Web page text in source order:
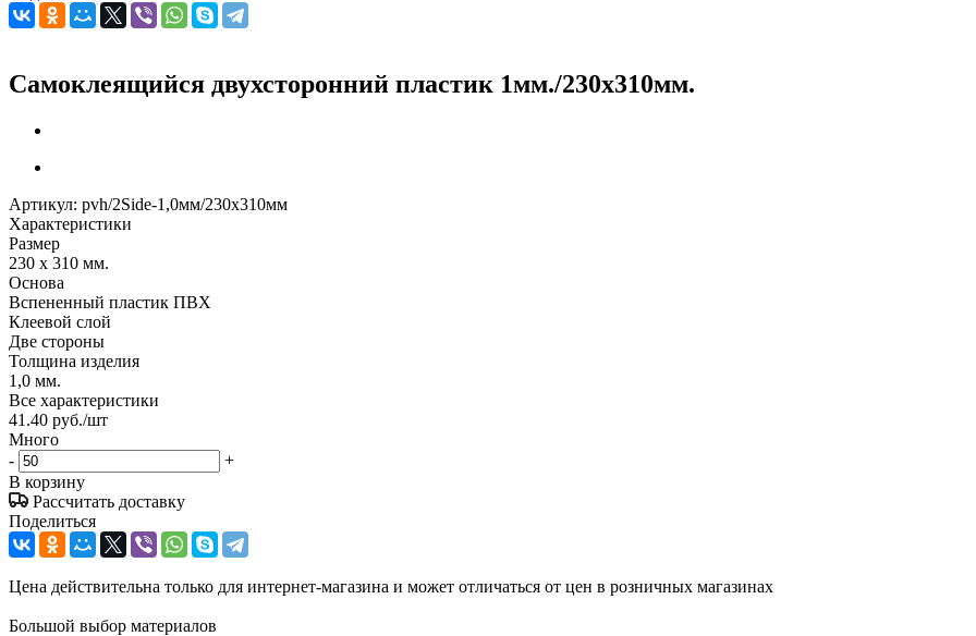
Самоклеящийся двухсторонний пластик 1мм./230х310мм.
Артикул: pvh/2Side-1,0мм/230х310мм
Характеристики
Размер
230 x 310 мм.
Основа
Вспененный пластик ПВХ
Клеевой слой
Две стороны
Толщина изделия
1,0 мм.
Все характеристики
41.40 руб./шт
Много
-
+
В корзину
Рассчитать доставку
Поделиться
Цена действительна только для интернет-магазина и может отличаться от цен в розничных магазинах
Большой выбор материалов